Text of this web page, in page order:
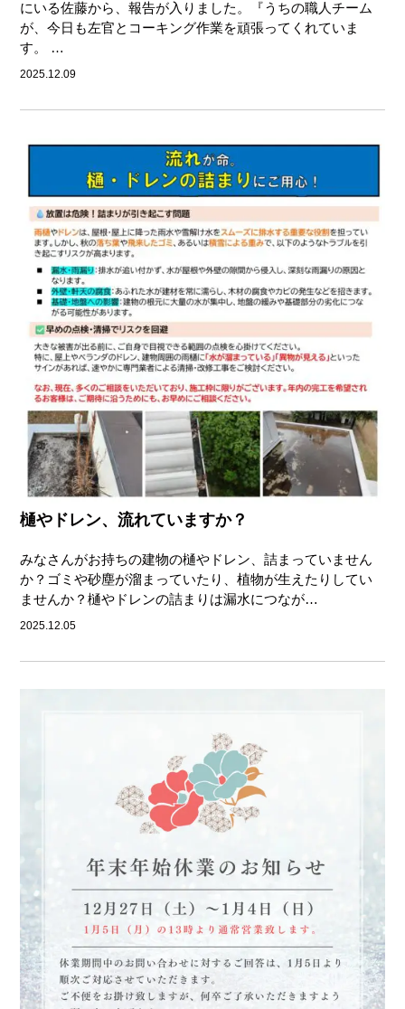
にいる佐藤から、報告が入りました。『うちの職人チーム
が、今日も左官とコーキング作業を頑張ってくれていま
す。 …
2025.12.09
樋やドレン、流れていますか？
みなさんがお持ちの建物の樋やドレン、詰まっていません
か？ゴミや砂塵が溜まっていたり、植物が生えたりしてい
ませんか？樋やドレンの詰まりは漏水につなが…
2025.12.05